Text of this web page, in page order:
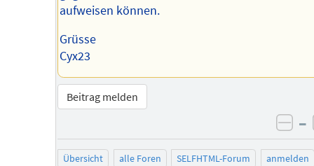
aufweisen können.
Grüsse
Cyx23
Beitrag melden
–
Übersicht alle Foren SELFHTML-Forum
anmelden